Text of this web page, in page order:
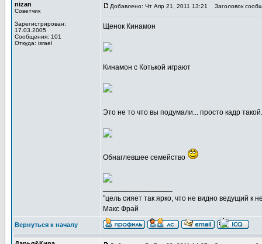
nizan
Советчик
Зарегистрирован:
17.03.2005
Сообщения: 101
Откуда: israel
Добавлено: Чт Апр 21, 2011 13:21 Заголовок
Щенок Кинамон
Кинамон с Котькой играют
Это не то что вы подумали... просто кадр
Обнаглевшее семейство
"цель сияет так ярко, что не видно ведущий к
Макс Фрай
Вернуться к началу